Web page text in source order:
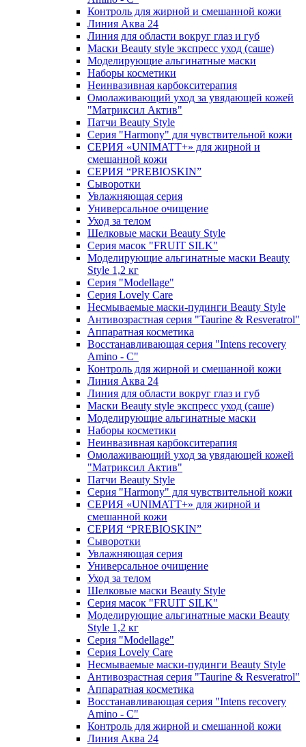
Контроль для жирной и смешанной кожи
Линия Аква 24
Линия для области вокруг глаз и губ
Маски Beauty style экспресс уход (саше)
Моделирующие альгинатные маски
Наборы косметики
Неинвазивная карбокситерапия
Омолаживающий уход за увядающей кожей
"Матриксил Актив"
Патчи Beauty Style
Серия "Harmony" для чувствительной кожи
СЕРИЯ «UNIMATT+» для жирной и
смешанной кожи
СЕРИЯ “PREBIOSKIN”
Сыворотки
Увлажняющая серия
Универсальное очищение
Уход за телом
Шелковые маски Beauty Style
Серия масок "FRUIT SILK"
Моделирующие альгинатные маски Beauty
Style 1,2 кг
Серия "Modellage"
Cерия Lovely Care
Несмываемые маски-пудинги Beauty Style
Антивозрастная серия "Taurine & Resveratrol"
Аппаратная косметика
Восстанавливающая серия "Intens recovery
Amino - C"
Контроль для жирной и смешанной кожи
Линия Аква 24
Линия для области вокруг глаз и губ
Маски Beauty style экспресс уход (саше)
Моделирующие альгинатные маски
Наборы косметики
Неинвазивная карбокситерапия
Омолаживающий уход за увядающей кожей
"Матриксил Актив"
Патчи Beauty Style
Серия "Harmony" для чувствительной кожи
СЕРИЯ «UNIMATT+» для жирной и
смешанной кожи
СЕРИЯ “PREBIOSKIN”
Сыворотки
Увлажняющая серия
Универсальное очищение
Уход за телом
Шелковые маски Beauty Style
Серия масок "FRUIT SILK"
Моделирующие альгинатные маски Beauty
Style 1,2 кг
Серия "Modellage"
Cерия Lovely Care
Несмываемые маски-пудинги Beauty Style
Антивозрастная серия "Taurine & Resveratrol"
Аппаратная косметика
Восстанавливающая серия "Intens recovery
Amino - C"
Контроль для жирной и смешанной кожи
Линия Аква 24